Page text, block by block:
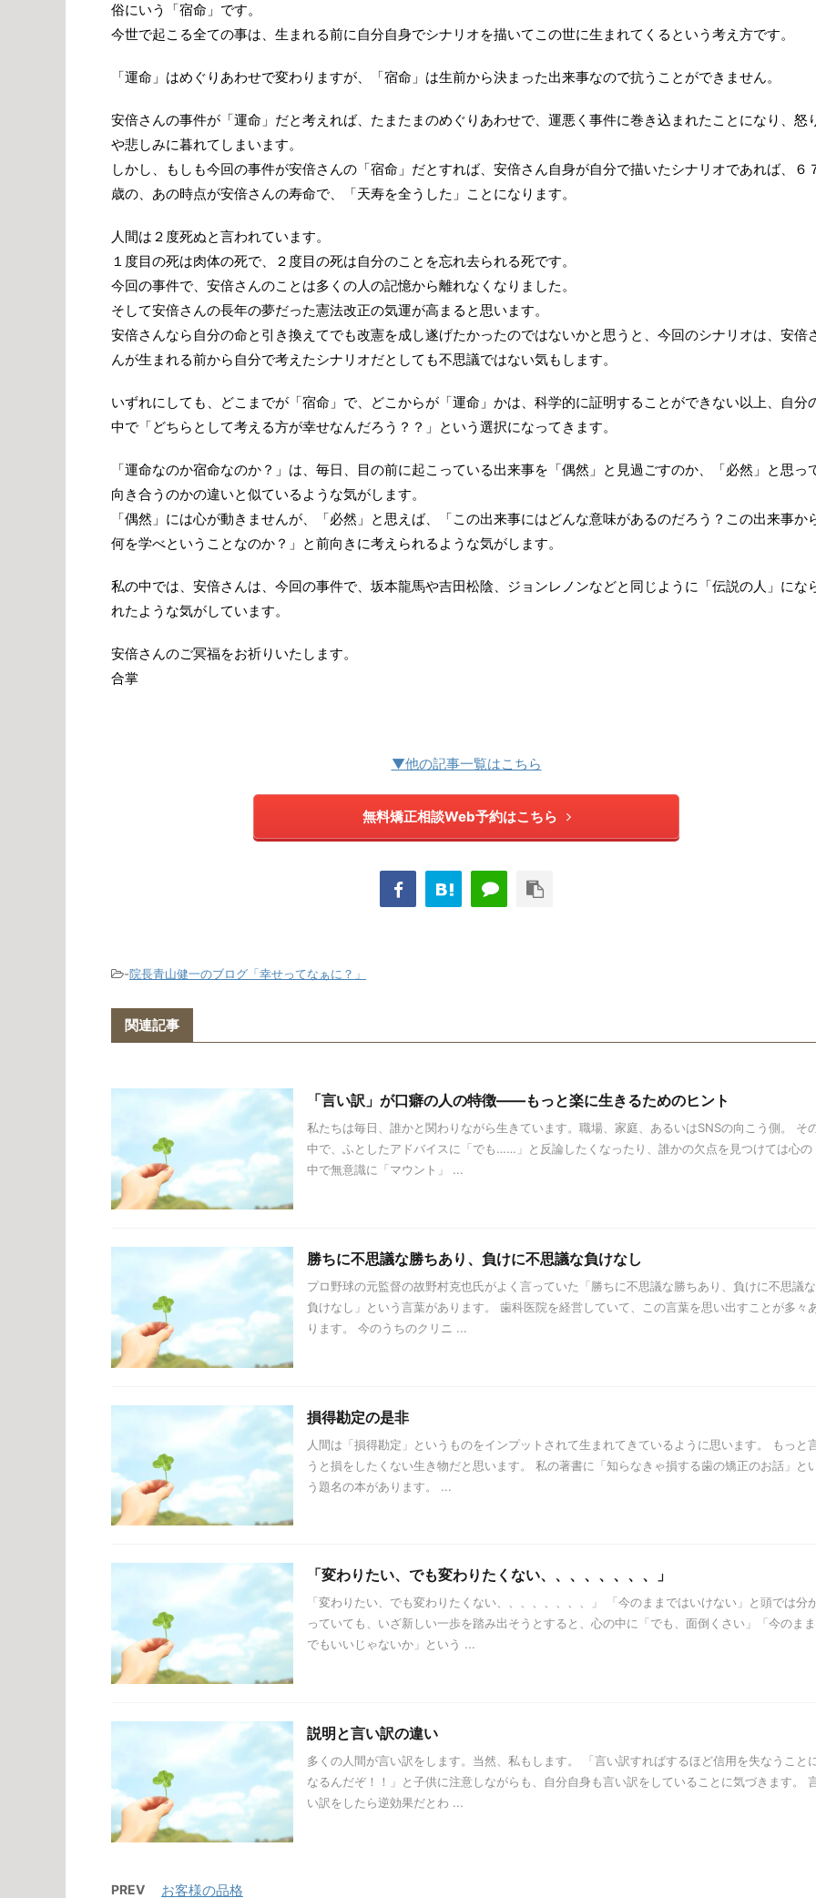
俗にいう「宿命」です。
今世で起こる全ての事は、生まれる前に自分自身でシナリオを描いてこの世に生まれてくるという考え方です。
「運命」はめぐりあわせで変わりますが、「宿命」は生前から決まった出来事なので抗うことができません。
安倍さんの事件が「運命」だと考えれば、たまたまのめぐりあわせで、運悪く事件に巻き込まれたことになり、怒
や悲しみに暮れてしまいます。
しかし、もしも今回の事件が安倍さんの「宿命」だとすれば、安倍さん自身が自分で描いたシナリオであれば、６
歳の、あの時点が安倍さんの寿命で、「天寿を全うした」ことになります。
人間は２度死ぬと言われています。
１度目の死は肉体の死で、２度目の死は自分のことを忘れ去られる死です。
今回の事件で、安倍さんのことは多くの人の記憶から離れなくなりました。
そして安倍さんの長年の夢だった憲法改正の気運が高まると思います。
安倍さんなら自分の命と引き換えてでも改憲を成し遂げたかったのではないかと思うと、今回のシナリオは、安倍
んが生まれる前から自分で考えたシナリオだとしても不思議ではない気もします。
いずれにしても、どこまでが「宿命」で、どこからが「運命」かは、科学的に証明することができない以上、自分
中で「どちらとして考える方が幸せなんだろう？？」という選択になってきます。
「運命なのか宿命なのか？」は、毎日、目の前に起こっている出来事を「偶然」と見過ごすのか、「必然」と思っ
向き合うのかの違いと似ているような気がします。
「偶然」には心が動きませんが、「必然」と思えば、「この出来事にはどんな意味があるのだろう？この出来事か
何を学べということなのか？」と前向きに考えられるような気がします。
私の中では、安倍さんは、今回の事件で、坂本龍馬や吉田松陰、ジョンレノンなどと同じように「伝説の人」にな
れたような気がしています。
安倍さんのご冥福をお祈りいたします。
合掌
▼他の記事一覧はこちら
無料矯正相談Web予約はこちら
-院長青山健一のブログ「幸せってなぁに？」
関連記事
「言い訳」が口癖の人の特徴——もっと楽に生きるためのヒント
私たちは毎日、誰かと関わりながら生きています。職場、家庭、あるいはSNSの向こう側。 そ
中で、ふとしたアドバイスに「でも……」と反論したくなったり、誰かの欠点を見つけては心の
中で無意識に「マウント」 ...
勝ちに不思議な勝ちあり、負けに不思議な負けなし
プロ野球の元監督の故野村克也氏がよく言っていた「勝ちに不思議な勝ちあり、負けに不思議な
負けなし」という言葉があります。 歯科医院を経営していて、この言葉を思い出すことが多々
ります。 今のうちのクリニ ...
損得勘定の是非
人間は「損得勘定」というものをインプットされて生まれてきているように思います。 もっと
うと損をしたくない生き物だと思います。 私の著書に「知らなきゃ損する歯の矯正のお話」と
う題名の本があります。 ...
「変わりたい、でも変わりたくない、、、、、、、、」
「変わりたい、でも変わりたくない、、、、、、、、」 「今のままではいけない」と頭では分
っていても、いざ新しい一歩を踏み出そうとすると、心の中に「でも、面倒くさい」「今のまま
でもいいじゃないか」という ...
説明と言い訳の違い
多くの人間が言い訳をします。当然、私もします。 「言い訳すればするほど信用を失なうこと
なるんだぞ！！」と子供に注意しながらも、自分自身も言い訳をしていることに気づきます。
い訳をしたら逆効果だとわ ...
PREV お客様の品格